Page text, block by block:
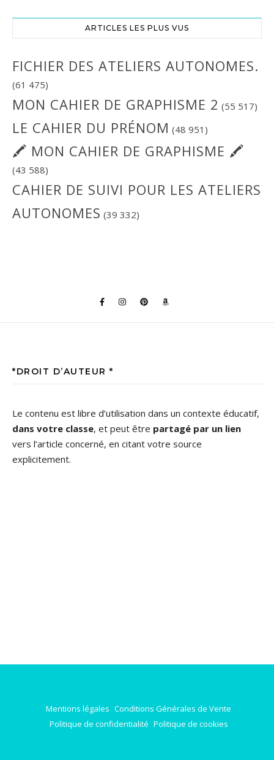
ARTICLES LES PLUS VUS
FICHIER DES ATELIERS AUTONOMES.
(61 475)
MON CAHIER DE GRAPHISME 2 (55 517)
LE CAHIER DU PRÉNOM (48 951)
🖍 MON CAHIER DE GRAPHISME 🖍
(43 588)
CAHIER DE SUIVI POUR LES ATELIERS
AUTONOMES (39 332)
*DROIT D’AUTEUR *
Le contenu est libre d’utilisation dans un contexte éducatif,
dans votre classe, et peut être partagé par un lien
vers l’article concerné, en citant votre source
explicitement.
Mentions légales Conditions Générales de Vente
Politique de confidentialité Politique de cookies